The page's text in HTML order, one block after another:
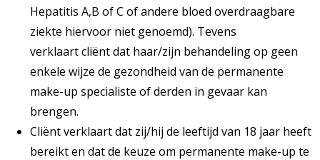
Hepatitis A,B of C of andere bloed overdraagbare
ziekte hiervoor niet genoemd). Tevens
verklaart cliënt dat haar/zijn behandeling op geen
enkele wijze de gezondheid van de permanente
make-up specialiste of derden in gevaar kan
brengen.
Cliënt verklaart dat zij/hij de leeftijd van 18 jaar heeft
bereikt en dat de keuze om permanente make-up te